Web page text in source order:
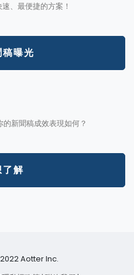
、最便捷的方案！
曝光
新聞稿成效表現如何？
了解
Aotter Inc.